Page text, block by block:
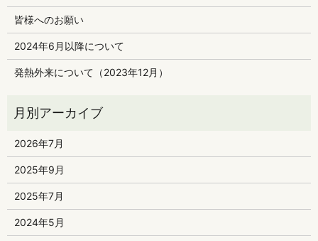
皆様へのお願い
2024年6月以降について
発熱外来について（2023年12月）
2026年7月
2025年9月
2025年7月
2024年5月